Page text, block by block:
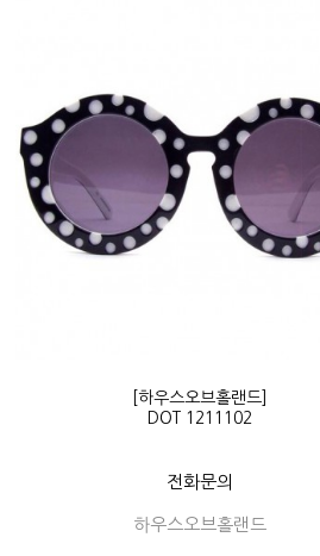
[하우스오브홀랜드]
DOT 1211102
전화문의
하우스오브홀랜드